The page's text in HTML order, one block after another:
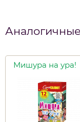
Мишура на ура!